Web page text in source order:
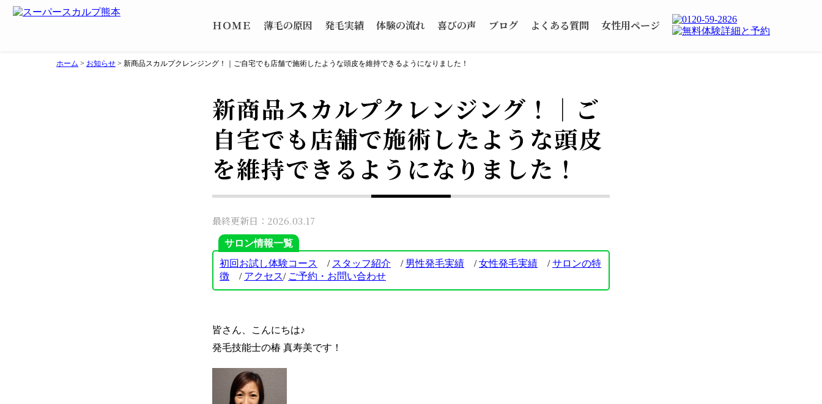
ＨＯＭＥ 薄毛の原因 発毛実績 体験の流れ 喜びの声 ブログ よくある質問 女性用ページ
ホーム > お知らせ > 新商品スカルプクレンジング！｜ご自宅でも店舗で施術したような頭皮を維持できるようになりました！
新商品スカルプクレンジング！｜ご
自宅でも店舗で施術したような頭皮
を維持できるようになりました！
最終更新日：2026.03.17
サロン情報一覧
初回お試し体験コース
/ スタッフ紹介 / 男性発毛実績 /女性発毛実績 /サロンの特
徴 / アクセス/ ご予約・お問い合わせ
皆さん、こんにちは♪
発毛技能士の椿 真寿美です！